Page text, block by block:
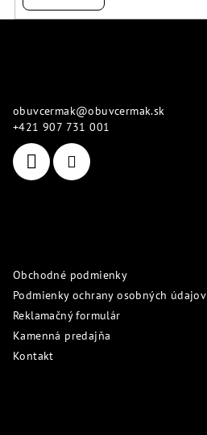
obuvcermak@obuvcermak.sk
+421 907 731 001
Obchodné podmienky
Podmienky ochrany osobných údajov
Reklamačný formulár
Kamenná predajňa
Kontakt